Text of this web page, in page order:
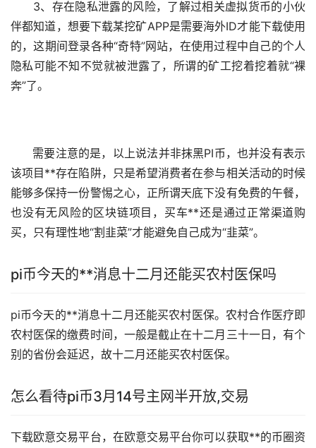
3、存在隐私泄露的风险，了解过相关虚拟货币的小伙
伴都知道，想要下载某挖矿APP是需要海外ID才能下载使用
的，这期间登录各种“奇特”网站，在使用过程中自己的个人
隐私可能不知不觉就被泄露了，所谓的矿工挖着挖着就“裸
奔”了。
需要注意的是，以上说法并非抹黑PI币，也并没有表示
该项目**存在陷阱，只是希望消费者在参与相关活动的时候
能够多保持一份警惕之心，正所谓天底下没有免费的午餐，
也没有无风险的区块链项目，买车**还是通过正常渠道购
买，只有理性地“割韭菜”才能避免自己成为“韭菜”。
pi币今天的**消息十二月还能买农村医保吗
pi币今天的**消息十二月还能买农村医保。农村合作医疗即
农村医保的缴费时间，一般是截止在十二月三十一日，有个
别的省份会延迟，故十二月还能买农村医保。
怎么看待pi币3月14号主网半开放,交易
下载欧意交易平台，在欧意交易平台你可以获取**的币圈资